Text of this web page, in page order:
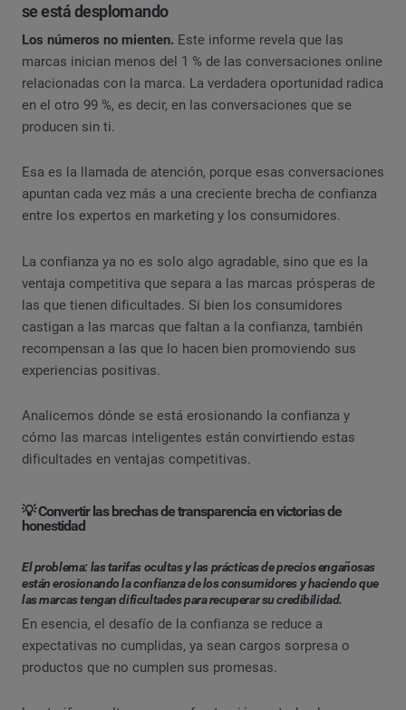
se está desplomando
Los números no mienten. Este informe revela que las
marcas inician menos del 1 % de las conversaciones online
relacionadas con la marca. La verdadera oportunidad radica
en el otro 99 %, es decir, en las conversaciones que se
producen sin ti.
Esa es la llamada de atención, porque esas conversaciones
apuntan cada vez más a una creciente brecha de confianza
entre los expertos en marketing y los consumidores.
La confianza ya no es solo algo agradable, sino que es la
ventaja competitiva que separa a las marcas prósperas de
las que tienen dificultades. Si bien los consumidores
castigan a las marcas que faltan a la confianza, también
recompensan a las que lo hacen bien promoviendo sus
experiencias positivas.
Analicemos dónde se está erosionando la confianza y
cómo las marcas inteligentes están convirtiendo estas
dificultades en ventajas competitivas.
💡 Convertir las brechas de transparencia en victorias de
honestidad
El problema: las tarifas ocultas y las prácticas de precios engañosas
están erosionando la confianza de los consumidores y haciendo que
las marcas tengan dificultades para recuperar su credibilidad.
En esencia, el desafío de la confianza se reduce a
expectativas no cumplidas, ya sean cargos sorpresa o
productos que no cumplen sus promesas.